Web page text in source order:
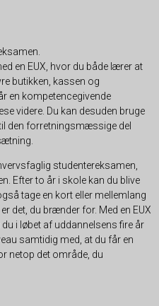
en EUX, hvor du både lærer at
butikken, kassen og
en kompetencegivende
videre. Du kan desuden bruge
den forretningsmæssige del
studentereksamen,
Efter to år i skole kan du blive
tage en kort eller mellemlang
det, du brænder for. Med en EUX
i løbet af uddannelsens fire år
samtidig med, at du får en
netop det område, du